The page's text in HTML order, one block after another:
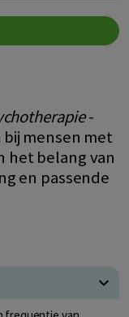
-
mensen met
het belang van
en passende